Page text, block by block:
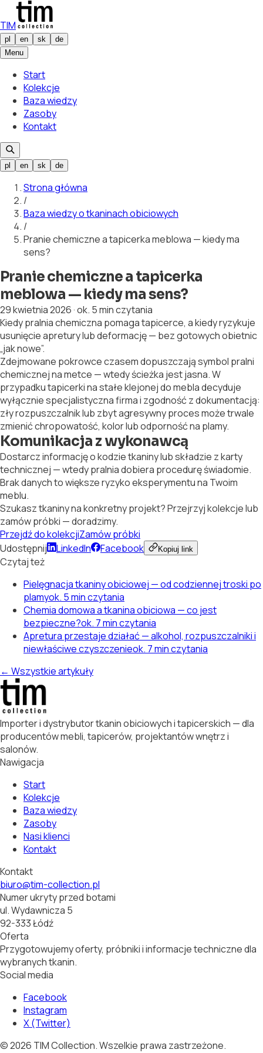
TIM
pl en sk
de
Menu
Start
Kolekcje
Baza wiedzy
Zasoby
Kontakt
pl en sk de
Strona główna
/
Baza wiedzy o tkaninach obiciowych
/
Pranie chemiczne a tapicerka meblowa — kiedy ma
sens?
Pranie chemiczne a tapicerka
meblowa — kiedy ma sens?
29 kwietnia 2026 ·ok. 5 min czytania
Kiedy pralnia chemiczna pomaga tapicerce, a kiedy ryzykuje
usunięcie apretury lub deformację — bez gotowych obietnic
„jak nowe”.
Zdejmowane pokrowce czasem dopuszczają symbol pralni
chemicznej na metce — wtedy ścieżka jest jasna. W
przypadku tapicerki na stałe klejonej do mebla decyduje
wyłącznie specjalistyczna firma i zgodność z dokumentacją:
zły rozpuszczalnik lub zbyt agresywny proces może trwale
zmienić chropowatość, kolor lub odporność na plamy.
Komunikacja z wykonawcą
Dostarcz informację o kodzie tkaniny lub składzie z karty
technicznej — wtedy pralnia dobiera procedurę świadomie.
Brak danych to większe ryzyko eksperymentu na Twoim
meblu.
Szukasz tkaniny na konkretny projekt? Przejrzyj kolekcje lub
zamów próbki — doradzimy.
Przejdź do kolekcjiZamów próbki
Udostępnij
LinkedIn Facebook Kopiuj link
Czytaj też
Pielęgnacja tkaniny obiciowej — od codziennej troski po
plamyok. 5 min czytania
Chemia domowa a tkanina obiciowa — co jest
bezpieczne?ok. 7 min czytania
Apretura przestaje działać — alkohol, rozpuszczalniki i
niewłaściwe czyszczenieok. 7 min czytania
← Wszystkie artykuły
Importer i dystrybutor tkanin obiciowych i tapicerskich — dla
producentów mebli, tapicerów, projektantów wnętrz i
salonów.
Nawigacja
Start
Kolekcje
Baza wiedzy
Zasoby
Nasi klienci
Kontakt
Kontakt
biuro@tim-collection.pl
Numer ukryty przed botami
ul. Wydawnicza 5
92-333 Łódź
Oferta
Przygotowujemy oferty, próbniki i informacje techniczne dla
wybranych tkanin.
Social media
Facebook
Instagram
X (Twitter)
©2026 TIM Collection.Wszelkie prawa zastrzeżone.